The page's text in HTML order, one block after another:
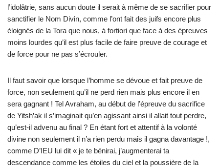
l’idolâtrie, sans aucun doute il serait à même de se sacrifier pour
sanctifier le Nom Divin, comme l’ont fait des juifs encore plus
éloignés de la Tora que nous, à fortiori que face à des épreuves
moins lourdes qu’il est plus facile de faire preuve de courage et
de force pour ne pas s’écrouler.
Il faut savoir que lorsque l’homme se dévoue et fait preuve de
force, non seulement qu’il ne perd rien mais plus encore il en
sera gagnant ! Tel Avraham, au début de l’épreuve du sacrifice
de Yitsh’ak il s’imaginait qu’en agissant ainsi il allait tout perdre,
qu’est-il advenu au final ? En étant fort et attentif à la volonté
divine non seulement il n’a rien perdu mais il gagna davantage !,
comme D’IEU lui dit « je te bénirai, j’augmenterai ta
descendance comme les étoiles du ciel et la poussière de la